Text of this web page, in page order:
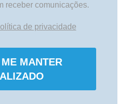
receber comunicações.
de privacidade
MANTER